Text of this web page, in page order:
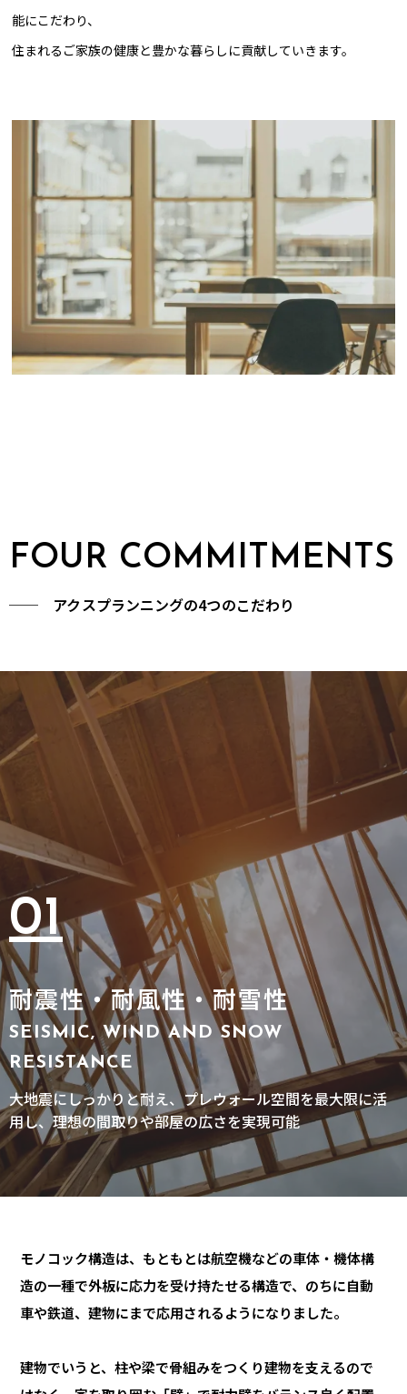
能にこだわり、
住まれるご家族の健康と豊かな暮らしに貢献していきます。
FOUR COMMITMENTS
── アクスプランニングの4つのこだわり
01
耐震性・耐風性・耐雪性
SEISMIC, WIND AND SNOW
RESISTANCE
大地震にしっかりと耐え、プレウォール空間を最大限に活
用し、理想の間取りや部屋の広さを実現可能
モノコック構造は、もともとは航空機などの車体・機体構
造の一種で外板に応力を受け持たせる構造で、のちに自動
車や鉄道、建物にまで応用されるようになりました。
建物でいうと、柱や梁で骨組みをつくり建物を支えるので